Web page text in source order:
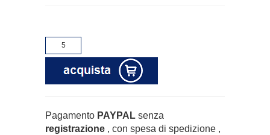
Pagamento PAYPAL senza
registrazione , con spesa di spedizione ,